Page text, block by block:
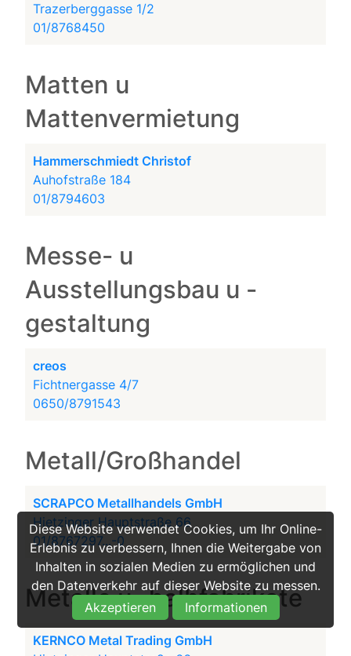
Diese Website verwendet Cookies, um Ihr Online-
Erlebnis zu verbessern, Ihnen die Weitergabe von
Inhalten in sozialen Medien zu ermöglichen und
den Datenverkehr auf dieser Website zu messen.
Akzeptieren
Informationen
Trazerberggasse 1/2
01/8768450
Matten u
Mattenvermietung
Hammerschmiedt Christof
Auhofstraße 184
01/8794603
Messe- u
Ausstellungsbau u -
gestaltung
creos
Fichtnergasse 4/7
0650/8791543
Metall/Großhandel
SCRAPCO Metallhandels GmbH
Hietzinger Hauptstraße 66
01/8767297...-0
Metalle u -halbfabrikate
KERNCO Metal Trading GmbH